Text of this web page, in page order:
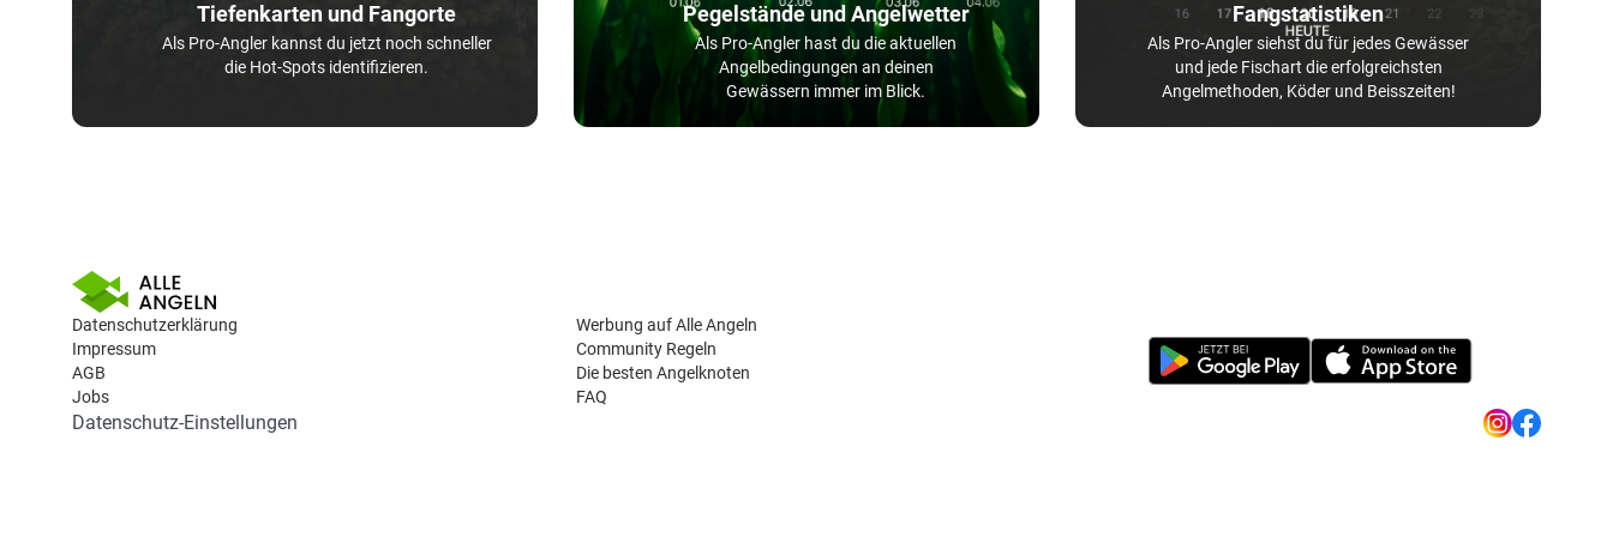
Tiefenkarten und Fangorte
Als Pro-Angler kannst du jetzt noch schneller
die Hot-Spots identifizieren.
Pegelstände und Angelwetter
Als Pro-Angler hast du die aktuellen
Angelbedingungen an deinen
Gewässern immer im Blick.
Fangstatistiken
Als Pro-Angler siehst du für jedes Gewässer
und jede Fischart die erfolgreichsten
Angelmethoden, Köder und Beisszeiten!
Datenschutzerklärung
Impressum
AGB
Jobs
Werbung auf Alle Angeln
Community Regeln
Die besten Angelknoten
FAQ
Datenschutz-Einstellungen